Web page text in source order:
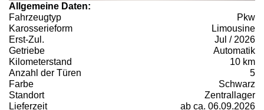
Allgemeine Daten:
Fahrzeugtyp
Pkw
Karosserieform
Limousine
Erst-Zul.
Jul / 2026
Getriebe
Automatik
Kilometerstand
10 km
Anzahl der Türen
5
Farbe
Schwarz
Standort
Zentrallager
Lieferzeit
ab ca. 06.09.2026